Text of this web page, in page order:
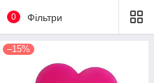
0 Фільтри
–15%